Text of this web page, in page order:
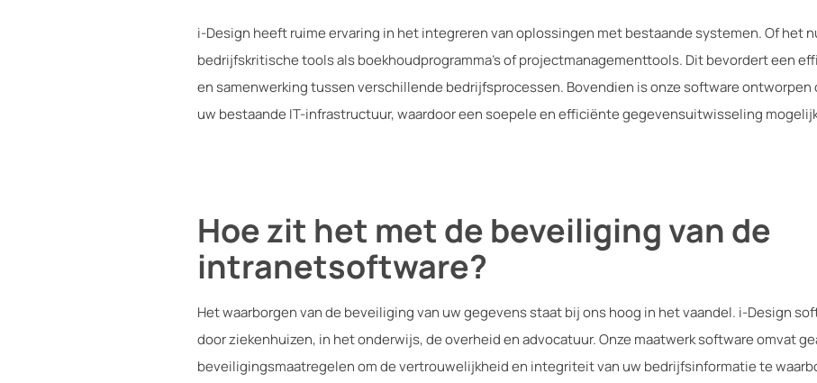
i-Design heeft ruime ervaring in het integreren van oplossingen met bestaande systemen. Of het
bedrijfskritische tools als boekhoudprogramma’s of projectmanagementtools. Dit bevordert een
en samenwerking tussen verschillende bedrijfsprocessen. Bovendien is onze software
uw bestaande IT-infrastructuur, waardoor een soepele en efficiënte gegevensuitwisseling
Hoe zit het met de beveiliging van de
intranetsoftware?
Het waarborgen van de beveiliging van uw gegevens staat bij ons hoog in het vaandel. i-Design
door ziekenhuizen, in het onderwijs, de overheid en advocatuur. Onze maatwerk software omvat
beveiligingsmaatregelen om de vertrouwelijkheid en integriteit van uw bedrijfsinformatie te